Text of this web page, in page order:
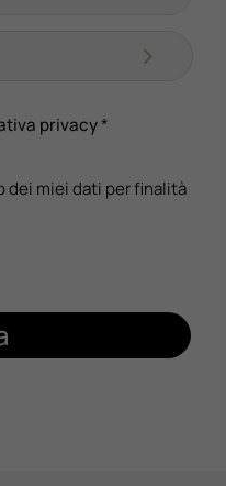
privacy*
dei miei dati per finalità